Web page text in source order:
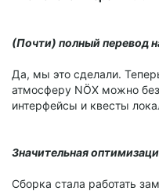
(Почти) полный перевод
Да, мы это сделали.
атмосферу NÖX можно
интерфейсы и квесты
Значительная
Сборка стала работать